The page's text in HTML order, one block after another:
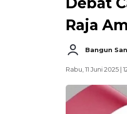
Raja
Bangun
Rabu, 11 Juni 2025 |